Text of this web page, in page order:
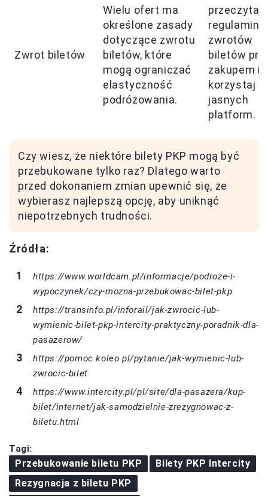
Zwrot biletów
Wielu ofert ma
określone zasady
dotyczące zwrotu
biletów, które
mogą ograniczać
elastyczność
podróżowania.
przeczytaj
regulamin
zwrotów
biletów
zakupem i
korzystaj z
jasnych
platform.
Czy wiesz, że niektóre bilety PKP mogą być
przebukowane tylko raz? Dlatego warto
przed dokonaniem zmian upewnić się, że
wybierasz najlepszą opcję, aby uniknąć
niepotrzebnych trudności.
Źródła:
https://www.worldcam.pl/informacje/podroze-i-
wypoczynek/czy-mozna-przebukowac-bilet-pkp
https://transinfo.pl/inforail/jak-zwrocic-lub-
wymienic-bilet-pkp-intercity-praktyczny-poradnik-dla-
pasazerow/
https://pomoc.koleo.pl/pytanie/jak-wymienic-lub-
zwrocic-bilet
https://www.intercity.pl/pl/site/dla-pasazera/kup-
bilet/internet/jak-samodzielnie-zrezygnowac-z-
biletu.html
Tagi:
Przebukowanie biletu PKP
Bilety PKP Intercity
Rezygnacja z biletu PKP